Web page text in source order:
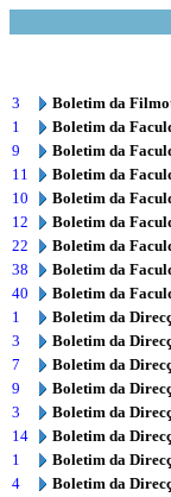
3
Boletim da
1
Boletim da
9
Boletim da
11
Boletim da
10
Boletim da
12
Boletim da
22
Boletim da
38
Boletim da
40
Boletim da
1
Boletim da
3
Boletim da
7
Boletim da
9
Boletim da
3
Boletim da
14
Boletim da
1
Boletim da
4
Boletim da